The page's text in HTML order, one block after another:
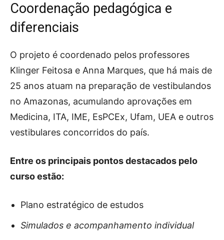
Coordenação pedagógica e
diferenciais
O projeto é coordenado pelos professores
Klinger Feitosa e Anna Marques, que há mais de
25 anos atuam na preparação de vestibulandos
no Amazonas, acumulando aprovações em
Medicina, ITA, IME, EsPCEx, Ufam, UEA e outros
vestibulares concorridos do país.
Entre os principais pontos destacados pelo
curso estão:
Plano estratégico de estudos
Simulados e acompanhamento individual